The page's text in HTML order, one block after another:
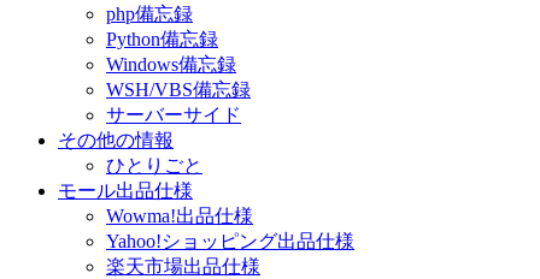
php備忘録
Python備忘録
Windows備忘録
WSH/VBS備忘録
サーバーサイド
その他の情報
ひとりごと
モール出品仕様
Wowma!出品仕様
Yahoo!ショッピング出品仕様
楽天市場出品仕様